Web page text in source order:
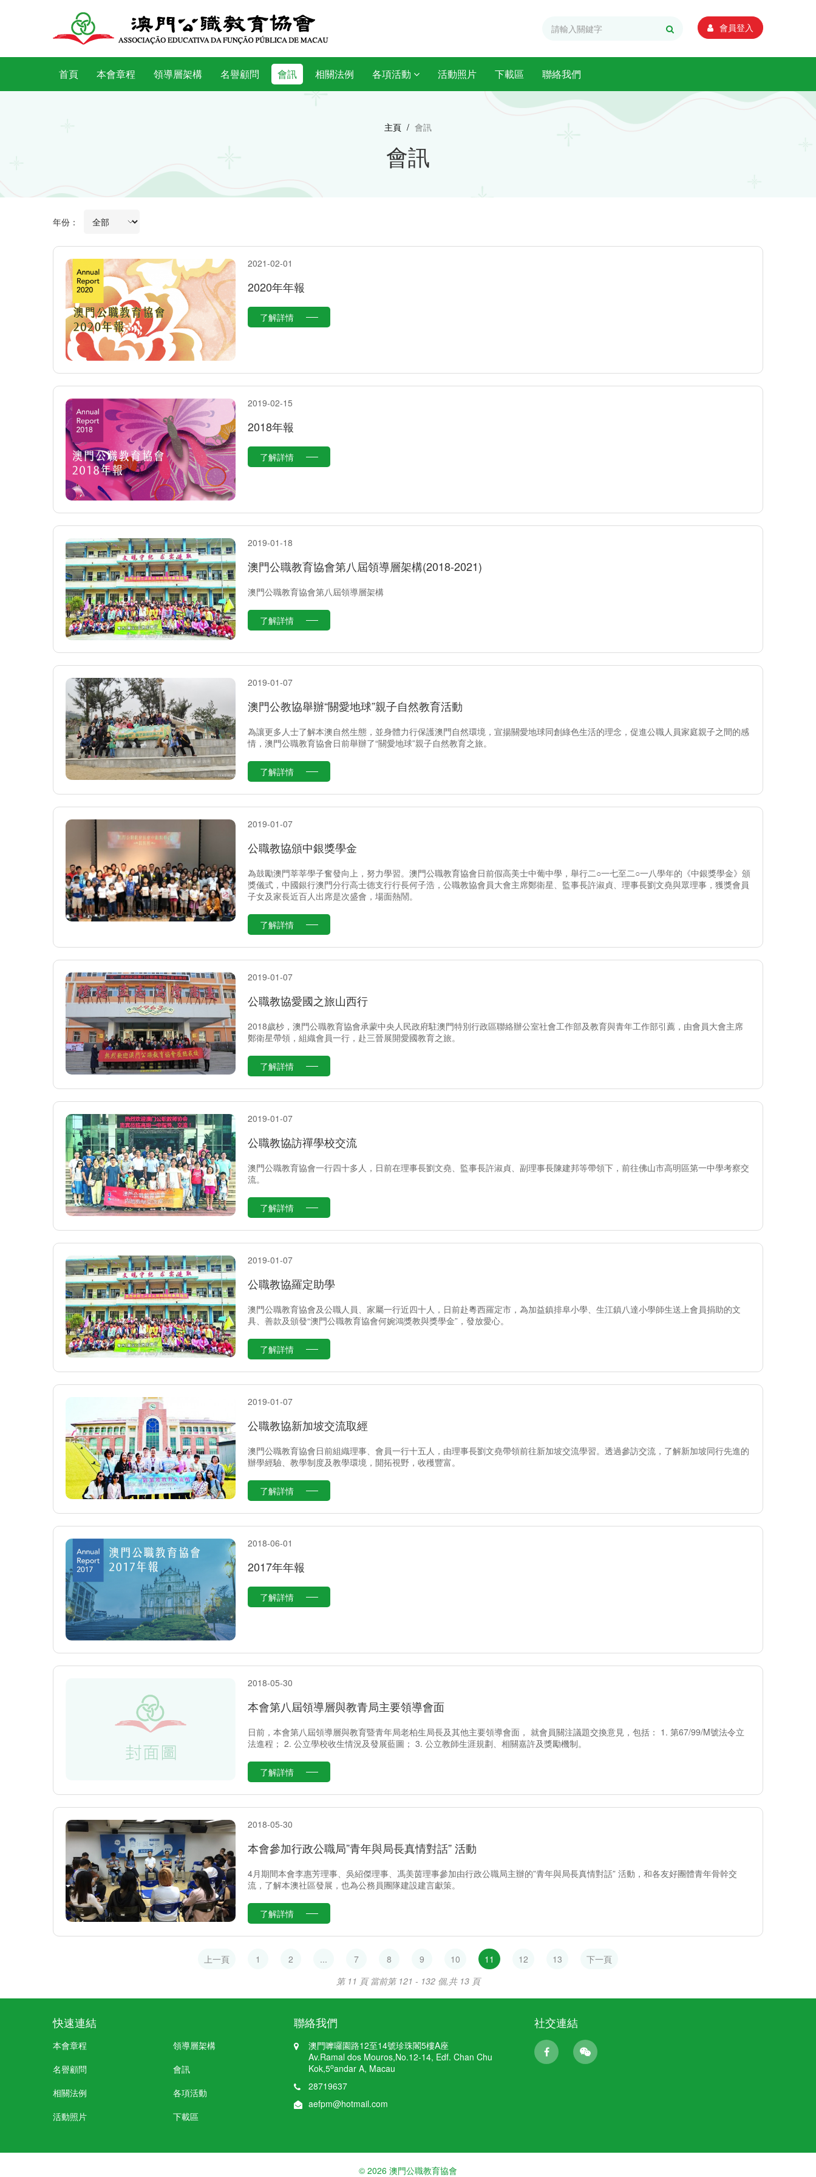
會員登入
首頁 本會章程 領導層架構 名譽顧問 會訊 相關法例 各項活動 活動照片 下載區 聯絡我們
主頁 / 會訊
會訊
年份：
2021-02-01
2020年年報
了解詳情
2019-02-15
2018年報
了解詳情
2019-01-18
澳門公職教育協會第八屆領導層架構(2018-2021)
澳門公職教育協會第八屆領導層架構
了解詳情
2019-01-07
澳門公教協舉辦“關愛地球”親子自然教育活動
為讓更多人士了解本澳自然生態，並身體力行保護澳門自然環境，宣揚關愛地球同創綠色生活的理念，促進公職人員家庭親子之間的感
情，澳門公職教育協會日前舉辦了“關愛地球”親子自然教育之旅。
了解詳情
2019-01-07
公職教協頒中銀獎學金
為鼓勵澳門莘莘學子奮發向上，努力學習。澳門公職教育協會日前假高美士中葡中學，舉行二○一七至二○一八學年的《中銀獎學金》頒
獎儀式，中國銀行澳門分行高士德支行行長何子浩，公職教協會員大會主席鄭衛星、監事長許淑貞、理事長劉文堯與眾理事，獲獎會員
子女及家長近百人出席是次盛會，場面熱鬧。
了解詳情
2019-01-07
公職教協愛國之旅山西行
2018歲杪，澳門公職教育協會承蒙中央人民政府駐澳門特別行政區聯絡辦公室社會工作部及教育與青年工作部引薦，由會員大會主席
鄭衛星帶領，組織會員一行，赴三晉展開愛國教育之旅。
了解詳情
2019-01-07
公職教協訪禪學校交流
澳門公職教育協會一行四十多人，日前在理事長劉文堯、監事長許淑貞、副理事長陳建邦等帶領下，前往佛山市高明區第一中學考察交
流。
了解詳情
2019-01-07
公職教協羅定助學
澳門公職教育協會及公職人員、家屬一行近四十人，日前赴粵西羅定市，為加益鎮排阜小學、生江鎮八達小學師生送上會員捐助的文
具、善款及頒發“澳門公職教育協會何婉鴻獎教與獎學金”，發放愛心。
了解詳情
2019-01-07
公職教協新加坡交流取經
澳門公職教育協會日前組織理事、會員一行十五人，由理事長劉文堯帶領前往新加坡交流學習。透過參訪交流，了解新加坡同行先進的
辦學經驗、教學制度及教學環境，開拓視野，收穫豐富。
了解詳情
2018-06-01
2017年年報
了解詳情
2018-05-30
本會第八屆領導層與教青局主要領導會面
日前，本會第八屆領導層與教育暨青年局老柏生局長及其他主要領導會面， 就會員關注議題交換意見，包括： 1. 第67/99/M號法令立
法進程； 2. 公立學校收生情況及發展藍圖； 3. 公立教師生涯規劃、相關嘉許及獎勵機制。
了解詳情
2018-05-30
本會參加行政公職局”青年與局長真情對話” 活動
4月期間本會李惠芳理事、吳紹傑理事、馮美茵理事參加由行政公職局主辦的”青年與局長真情對話” 活動，和各友好團體青年骨幹交
流，了解本澳社區發展，也為公務員團隊建設建言獻策。
了解詳情
上一頁 1 2 ... 7 8 9 10 11 12 13
下一頁
第 11 頁 當前第 121 - 132 個,共 13 頁
快速連結
本會章程
領導層架構
名譽顧問
會訊
相關法例
各項活動
活動照片
下載區
聯絡我們
澳門嚤囉園路12至14號珍珠閣5樓A座
Av.Ramal dos Mouros,No.12-14, Edf. Chan Chu
Kok,5oandar A, Macau
28719637
aefpm@hotmail.com
社交連結
© 2026 澳門公職教育協會